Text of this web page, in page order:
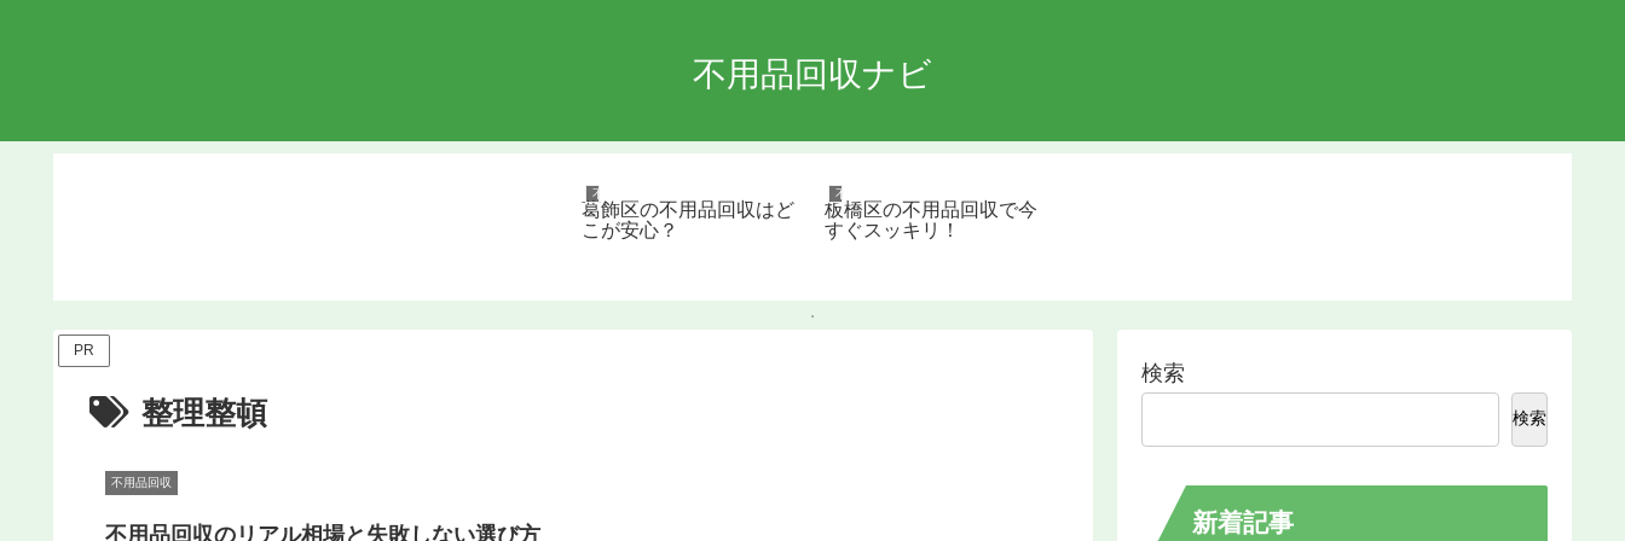
不用品回収ナビ
不用品回収
葛飾区の不用品回収はど
こが安心？
不用品回収
板橋区の不用品回収で今
すぐスッキリ！
PR
整理整頓
不用品回収
不用品回収のリアル相場と失敗しない選び方
検索
検索
新着記事